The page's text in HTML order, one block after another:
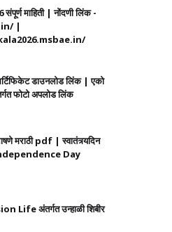
संपूर्ण माहिती | नोंदणी लिंक -
|
डाउनलोड लिंक | एको
फोटो अपलोड लिंक
मराठी pdf | स्वातंत्र्यदिन
Day
Life अंतर्गत उन्हाळी शिबीर